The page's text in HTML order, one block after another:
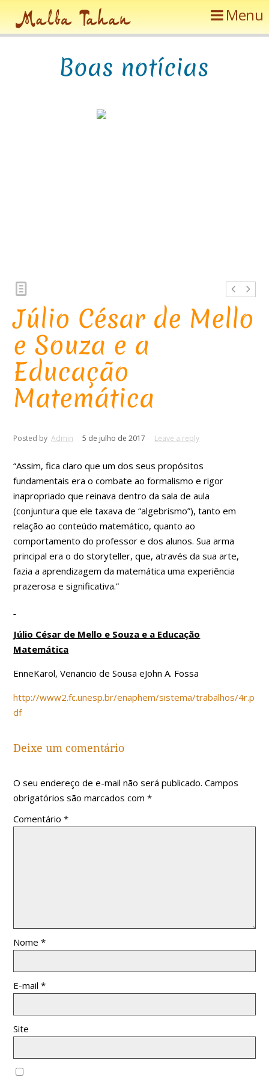
Menu
Boas notícias
Júlio César de Mello
e Souza e a
Educação
Matemática
Posted by Admin 5 de julho de 2017 Leave a reply
“Assim, fica claro que um dos seus propósitos
fundamentais era o combate ao formalismo e rigor
inapropriado que reinava dentro da sala de aula
(conjuntura que ele taxava de “algebrismo”), tanto em
relação ao conteúdo matemático, quanto ao
comportamento do professor e dos alunos. Sua arma
principal era o do storyteller, que, através da sua arte,
fazia a aprendizagem da matemática uma experiência
prazerosa e significativa.”
Júlio César de Mello e Souza e a Educação
Matemática
EnneKarol, Venancio de Sousa eJohn A. Fossa
http://www2.fc.unesp.br/enaphem/sistema/trabalhos/4r.p
df
Deixe um comentário
O seu endereço de e-mail não será publicado. Campos
obrigatórios são marcados com*
Comentário*
Nome*
E-mail*
Site